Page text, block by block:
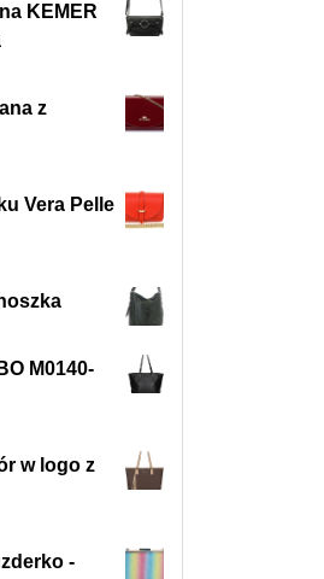
KEMER
z
Vera Pelle
M0140-
w logo z
-